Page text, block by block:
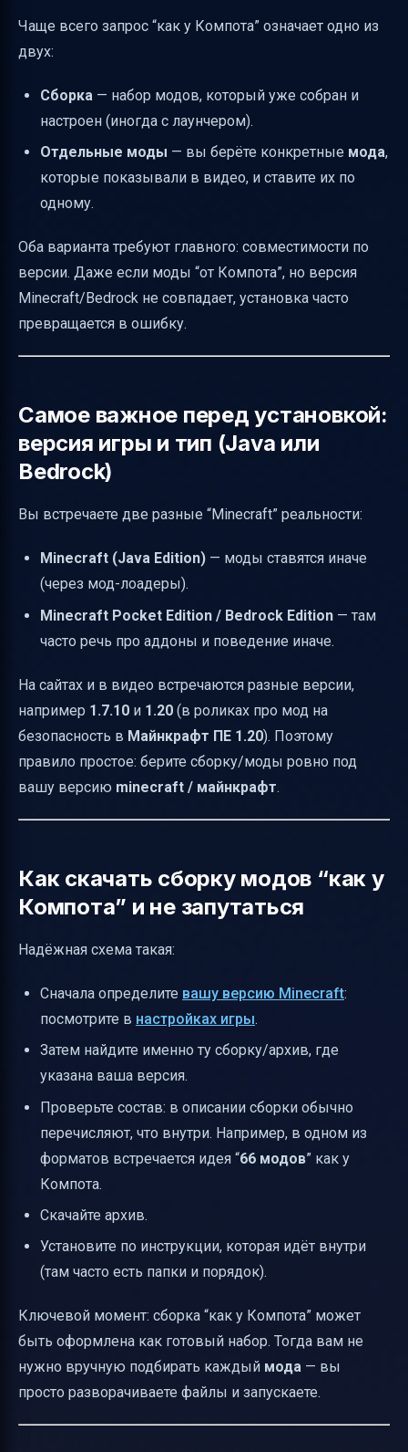
риска и ошибок
у Компота” не получается с первого раза
Мини-чекист: как сделать, чтобы всё
заработало
Итог
Чаще всего запрос “как у Компота” означает одно из
двух:
Сборка — набор модов, который уже собран и
настроен (иногда с лаунчером).
Отдельные моды — вы берёте конкретные мода,
которые показывали в видео, и ставите их по
одному.
Оба варианта требуют главного: совместимости по
версии. Даже если моды “от Компота”, но версия
Minecraft/Bedrock не совпадает, установка часто
превращается в ошибку.
Самое важное перед установкой:
версия игры и тип (Java или
Bedrock)
Вы встречаете две разные “Minecraft” реальности:
Minecraft (Java Edition) — моды ставятся иначе
(через мод-лоадеры).
Minecraft Pocket Edition / Bedrock Edition — там
часто речь про аддоны и поведение иначе.
На сайтах и в видео встречаются разные версии,
например 1.7.10 и 1.20 (в роликах про мод на
безопасность в Майнкрафт ПЕ 1.20). Поэтому
правило простое: берите сборку/моды ровно под
вашу версию minecraft / майнкрафт.
Как скачать сборку модов “как у
Компота” и не запутаться
Надёжная схема такая:
Сначала определите вашу версию Minecraft:
посмотрите в настройках игры.
Затем найдите именно ту сборку/архив, где
указана ваша версия.
Проверьте состав: в описании сборки обычно
перечисляют, что внутри. Например, в одном из
форматов встречается идея “66 модов” как у
Компота.
Скачайте архив.
Установите по инструкции, которая идёт внутри
(там часто есть папки и порядок).
Ключевой момент: сборка “как у Компота” может
быть оформлена как готовый набор. Тогда вам не
нужно вручную подбирать каждый мода — вы
просто разворачиваете файлы и запускаете.